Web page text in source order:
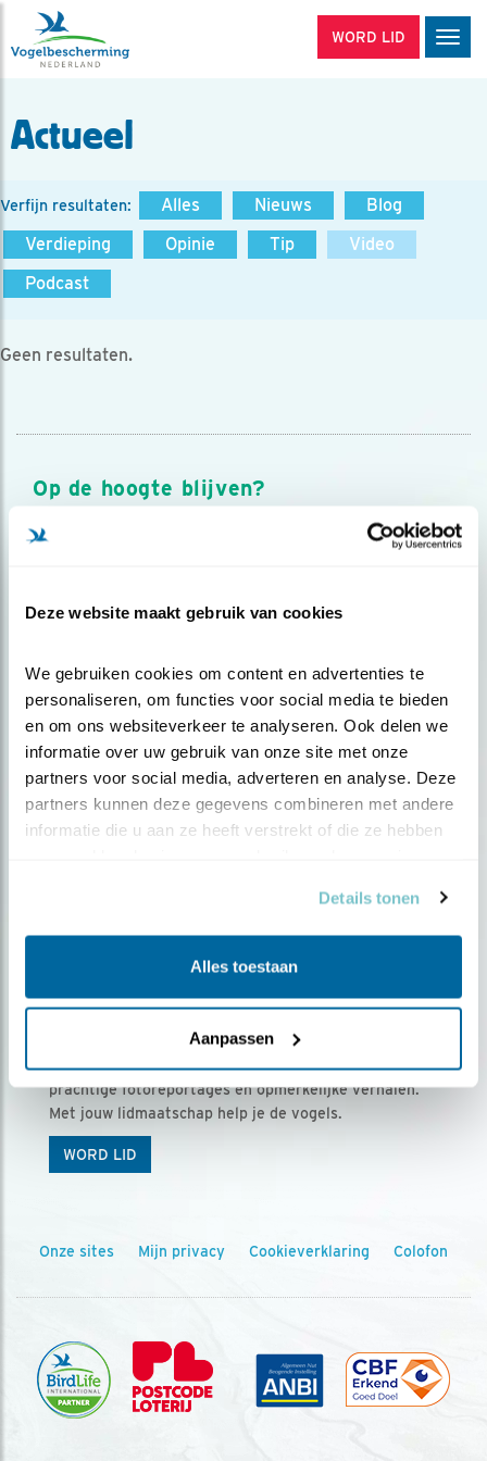
Deze website maakt gebruik van cookies
We gebruiken cookies om content en advertenties te
personaliseren, om functies voor social media te bieden
en om ons websiteverkeer te analyseren. Ook delen we
informatie over uw gebruik van onze site met onze
partners voor social media, adverteren en analyse. Deze
partners kunnen deze gegevens combineren met andere
informatie die u aan ze heeft verstrekt of die ze hebben
Details tonen
Alles toestaan
Aanpassen
WORD LID
Actueel
Verfijn resultaten: Alles Nieuws
Blog
Verdieping
Opinie Tip
Video
Podcast
Geen resultaten.
Op de hoogte blijven?
Meld je aan en ontvang nieuws, inspiratie, acties en tips
over vogels en activiteiten van Vogelbescherming.
Ontvang 5 x Vogels voor € 36,00 per jaar
Vogels is het tijdschrift voor onze leden, met
prachtige fotoreportages en opmerkelijke verhalen.
Met jouw lidmaatschap help je de vogels.
WORD LID
Onze sites Mijn privacy Cookieverklaring Colofon